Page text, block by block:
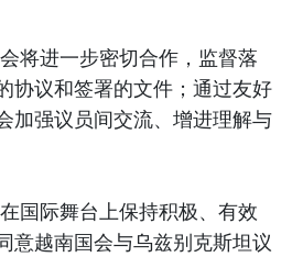
将进一步密切合作，监督落
协议和签署的文件；通过友好
加强议员间交流、增进理解与
国际舞台上保持积极、有效
意越南国会与乌兹别克斯坦议